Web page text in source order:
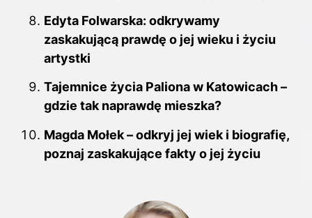
Edyta Folwarska: odkrywamy
zaskakującą prawdę o jej wieku i życiu
artystki
Tajemnice życia Paliona w Katowicach –
gdzie tak naprawdę mieszka?
Magda Mołek – odkryj jej wiek i biografię,
poznaj zaskakujące fakty o jej życiu